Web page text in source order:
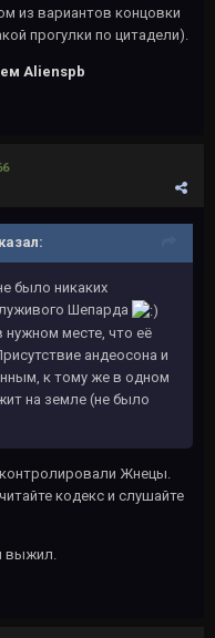
из вариантов концовки
прогулки по цитадели).
Alienspb
было никаких
Шепарда
нужном месте, что её
андеосона и
к тому же в одном
на земле (не было
Жнецы.
кодекс и слушайте
выжил.